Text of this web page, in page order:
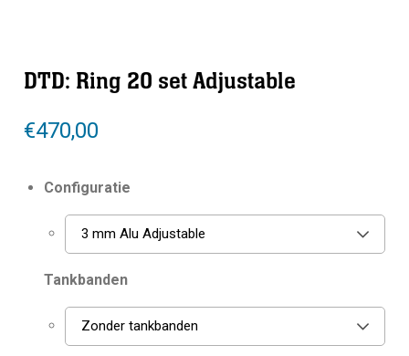
DTD: Ring 20 set Adjustable
€470,00
Configuratie
3 mm Alu Adjustable
Tankbanden
Zonder tankbanden